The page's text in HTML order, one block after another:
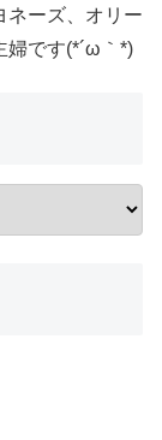
ネーズ、オリー
婦です(*´ω｀*)